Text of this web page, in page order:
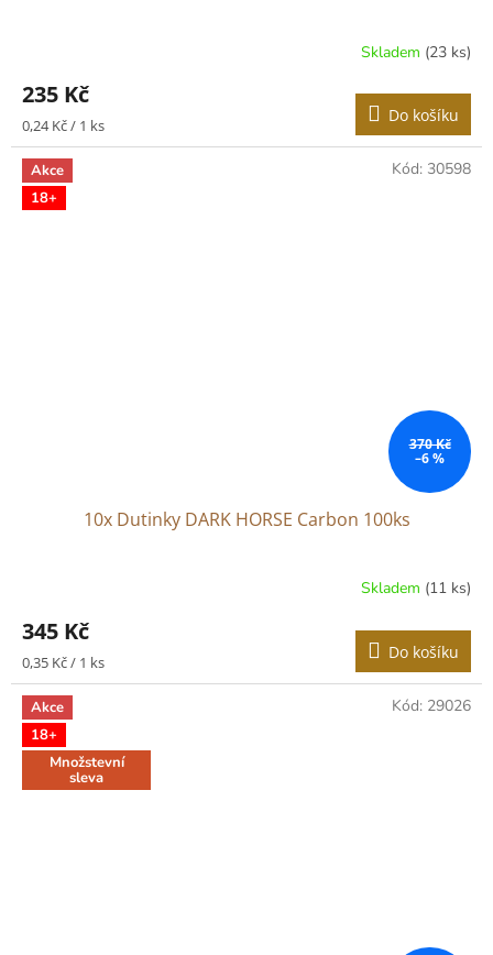
Skladem (23 ks)
235 Kč
Měrná
cena:
0,24 Kč / 1 ks Do košíku
Akce
18+
370 Kč
–6 %
10x Dutinky DARK HORSE Carbon 100ks
Skladem (11 ks)
345 Kč
Měrná
cena:
0,35 Kč / 1 ks Do košíku
Kód: 30598
Akce
18+
Množstevní
sleva
Kód: 29026